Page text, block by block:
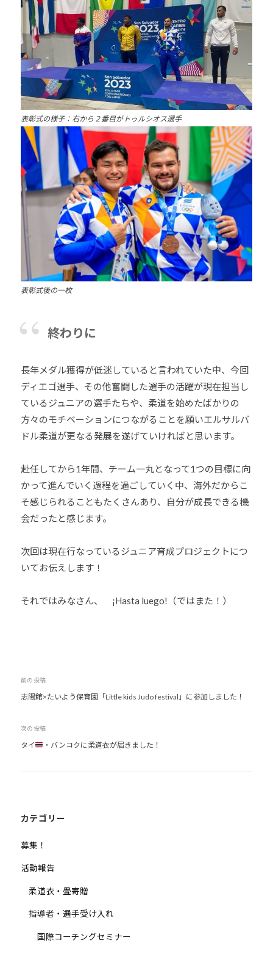
表彰式の様子：右から２番目がトゥルシオス選手
表彰式後の一枚
終わりに
長年メダル獲得が低迷していると言われていた中、今回
ディエゴ選手、その他奮闘した選手の活躍が現在担当し
ているジュニアの選手たちや、柔道を始めたばかりの
方々のモチベーションにつながることを願いエルサルバ
ドル柔道が更なる発展を遂げていければと思います。
赴任してから1年間、チーム一丸となって1つの目標に向
かって進んでいく過程を過ごしていく中、海外だからこ
そ感じられることもたくさんあり、自分が成長できる機
会だったと感じます。
次回は現在行なっているジュニア育成プロジェクトにつ
いてお伝えします！
それではみなさん、 ¡Hasta luego!（ではまた！）
投
稿
ビ
ゲ
ン
前の投稿
志陽館×たいよう保育園「Little kids Judo festival」に参加しました！
次の投稿
タイ ・バンコクに柔道衣が届きました！
カテゴリー
募集！
活動報告
柔道衣・畳寄贈
指導者・選手受け入れ
国際コーチングセミナー